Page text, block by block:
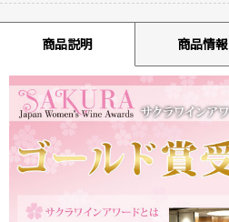
商品説明 商品情報